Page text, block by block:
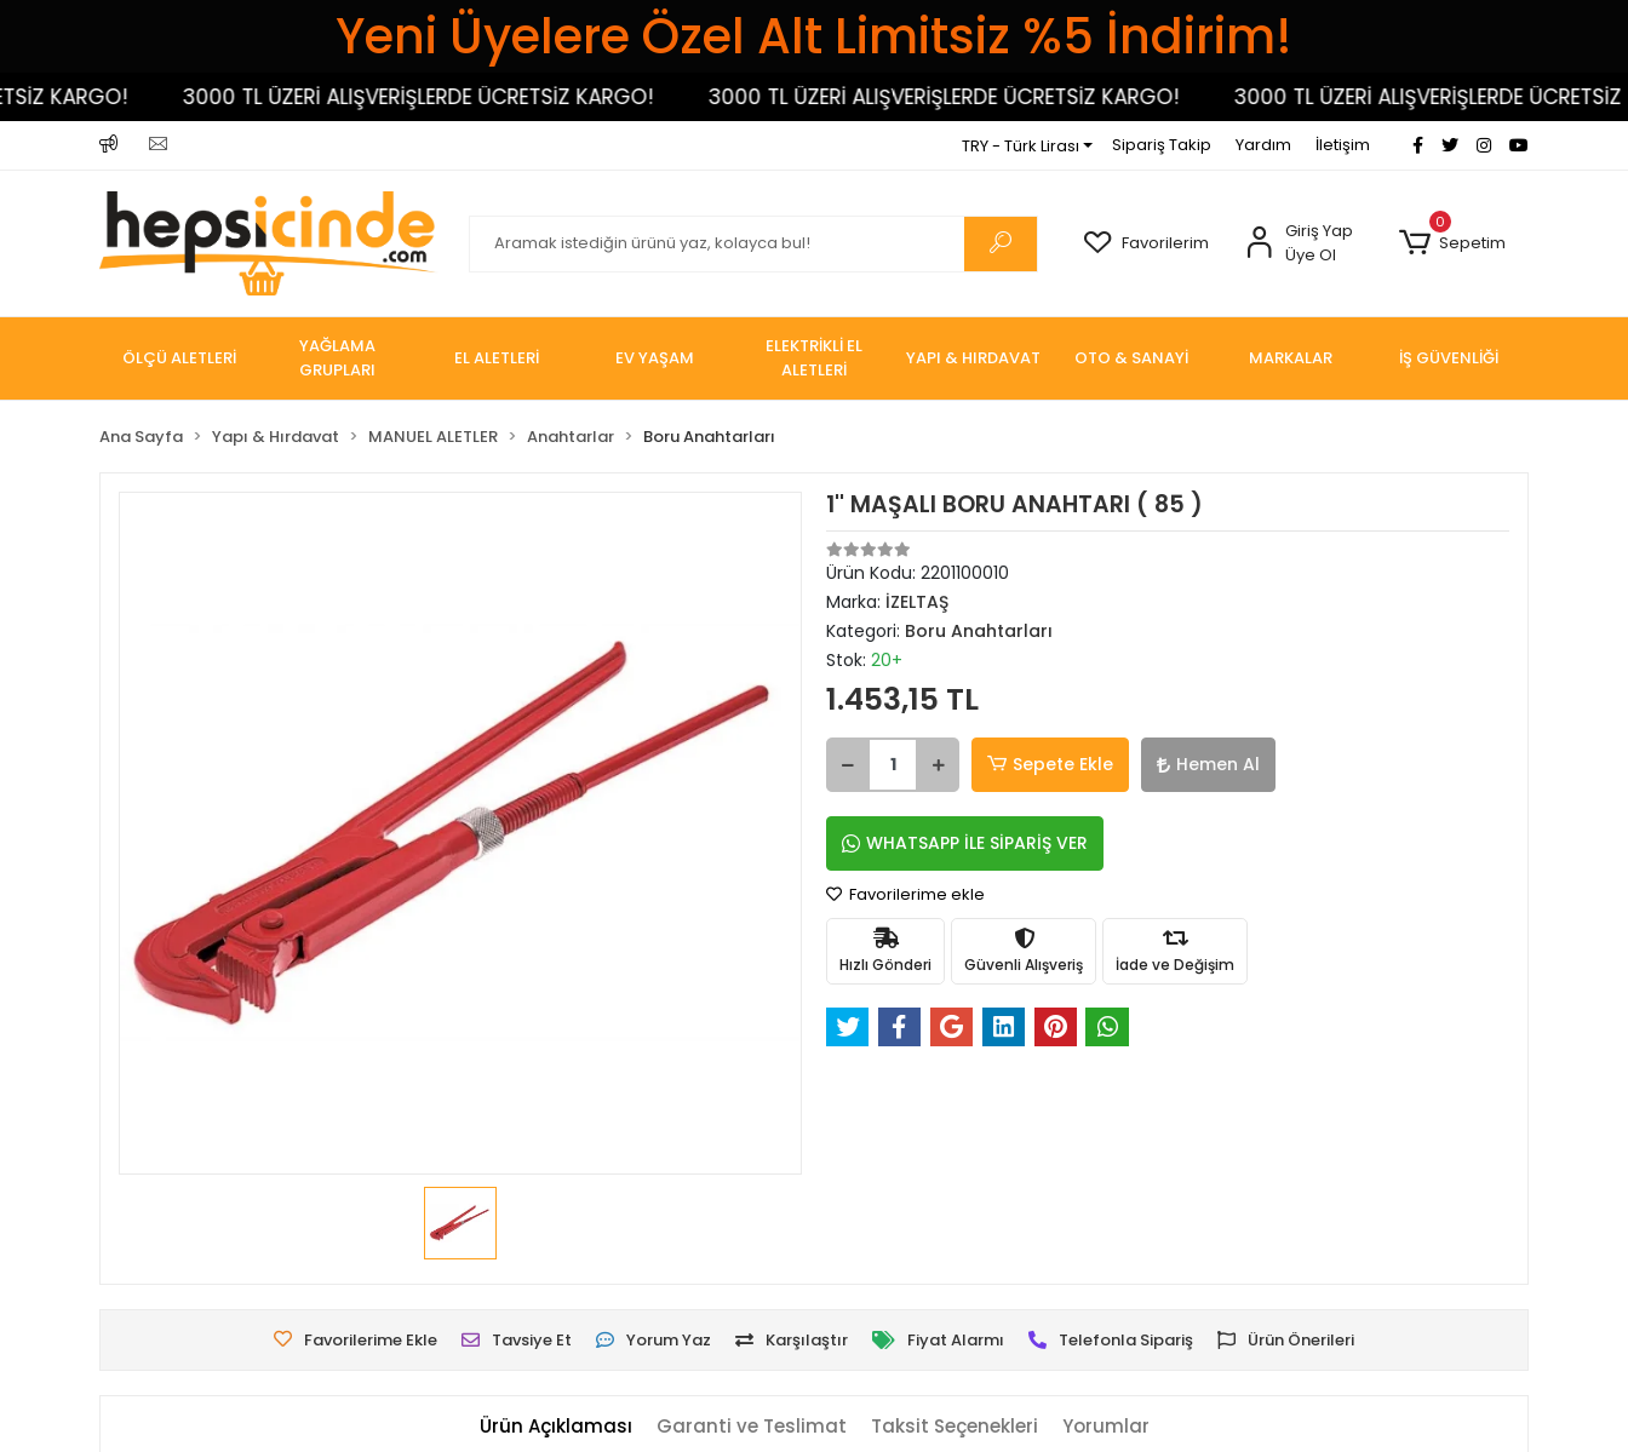
Yeni Üyelere Özel Alt Limitsiz %5 İndirim!
3000 TL ÜZERİ ALIŞVERİŞLERDE ÜCRETSİZ KARGO! 3000 TL ÜZERİ ALIŞVERİŞLERDE ÜCRETSİZ KARGO! 3000 TL ÜZERİ ALIŞVERİŞLERDE ÜCRETSİZ
TRY - Türk Lirası Sipariş Takip Yardım İletişim
Favorilerim
Giriş Yap
Üye Ol
0
Sepetim
ÖLÇÜ ALETLERİ
YAĞLAMA
GRUPLARI
EL ALETLERİ EV YAŞAM
ELEKTRİKLİ EL
ALETLERİ
YAPI & HIRDAVAT OTO & SANAYİ MARKALAR İŞ GÜVENLİĞİ
Ana Sayfa Yapı & Hırdavat MANUEL ALETLER Anahtarlar Boru Anahtarları
1'' MAŞALI BORU ANAHTARI ( 85 )
Ürün Kodu: 2201100010
Marka: İZELTAŞ
Kategori: Boru Anahtarları
Stok: 20+
1.453,15 TL
Sepete Ekle Hemen Al
WHATSAPP İLE SİPARİŞ VER
Favorilerime ekle
Hızlı Gönderi Güvenli Alışveriş İade ve Değişim
Favorilerime Ekle Tavsiye Et Yorum Yaz Karşılaştır Fiyat Alarmı Telefonla Sipariş Ürün Önerileri
Ürün Açıklaması Garanti ve Teslimat Taksit Seçenekleri Yorumlar